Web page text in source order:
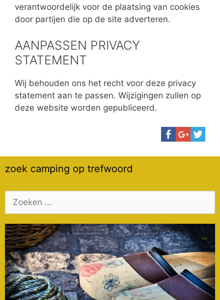
verantwoordelijk voor de plaatsing van cookies
door partijen die op de site adverteren.
AANPASSEN PRIVACY
STATEMENT
Wij behouden ons het recht voor deze privacy
statement aan te passen. Wijzigingen zullen op
deze website worden gepubliceerd.
zoek camping op trefwoord
naar: